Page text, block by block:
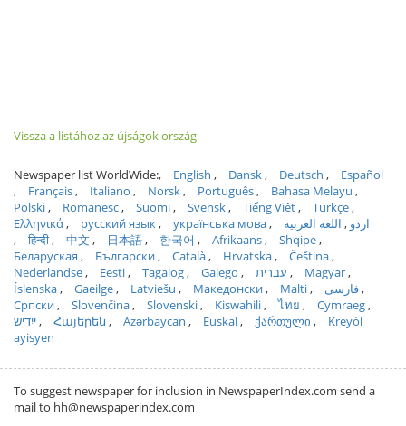
Vissza a listához az újságok ország
Newspaper list WorldWide: English Dansk Deutsch
Español
Français
Italiano Norsk Português
Bahasa Melayu
Polski
Romanesc Suomi Svensk Tiếng Việt
Türkçe
Ελληνικά
русский язык українська мова اردو
اللغة العربية
हिन्दी
中文 日本語 한국어 Afrikaans
Shqipe
Беларуская
Български Català Hrvatska
Čeština
Nederlandse
Eesti Tagalog Galego עברית
Magyar
Íslenska
Gaeilge Latviešu Македонски Malti
فارسی
Српски
Slovenčina Slovenski Kiswahili ไทย
Cymraeg
ייִדיש
Հայերեն Azərbaycan Euskal ქართული
Kreyòl
ayisyen
To suggest newspaper for inclusion in NewspaperIndex.com send a
mail to hh@newspaperindex.com